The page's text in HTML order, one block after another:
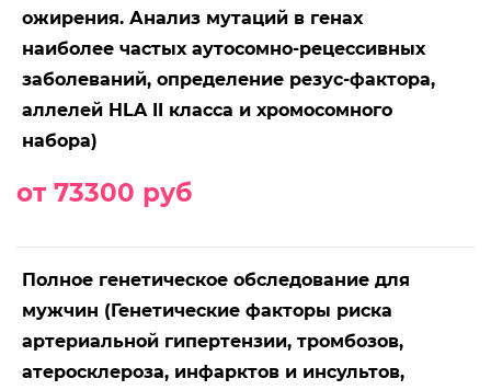
ожирения. Анализ мутаций в генах
наиболее частых аутосомно-рецессивных
заболеваний, определение резус-фактора,
аллелей HLA II класса и хромосомного
набора)
от 73300 руб
Полное генетическое обследование для
мужчин (Генетические факторы риска
артериальной гипертензии, тромбозов,
атеросклероза, инфарктов и инсультов,